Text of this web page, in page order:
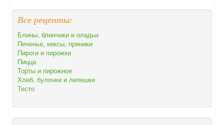
Все рецепты:
Блины, блинчики и оладьи
Печенье, кексы, пряники
Пироги и пирожки
Пицца
Торты и пирожное
Хлеб, булочки и лепешки
Тесто